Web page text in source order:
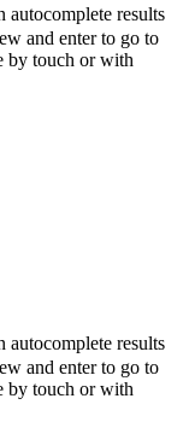
autocomplete results
and enter to go to
by touch or with
autocomplete results
and enter to go to
by touch or with